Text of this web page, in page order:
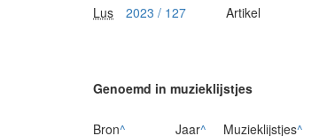
Lus
2023 / 127 Artikel
Genoemd in muzieklijstjes
Bron^ Jaar^ Muzieklijstjes^